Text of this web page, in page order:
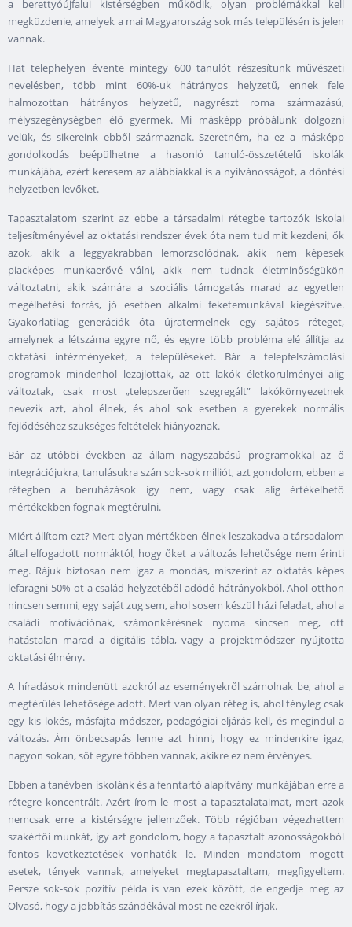
a berettyóújfalui kistérségben működik, olyan problémákkal kell
megküzdenie, amelyek a mai Magyarország sok más településén is jelen
vannak.
Hat telephelyen évente mintegy 600 tanulót részesítünk művészeti
nevelésben, több mint 60%-uk hátrányos helyzetű, ennek fele
halmozottan hátrányos helyzetű, nagyrészt roma származású,
mélyszegénységben élő gyermek. Mi másképp próbálunk dolgozni
velük, és sikereink ebből származnak. Szeretném, ha ez a másképp
gondolkodás beépülhetne a hasonló tanuló-összetételű iskolák
munkájába, ezért keresem az alábbiakkal is a nyilvánosságot, a döntési
helyzetben levőket.
Tapasztalatom szerint az ebbe a társadalmi rétegbe tartozók iskolai
teljesítményével az oktatási rendszer évek óta nem tud mit kezdeni, ők
azok, akik a leggyakrabban lemorzsolódnak, akik nem képesek
piacképes munkaerővé válni, akik nem tudnak életminőségükön
változtatni, akik számára a szociális támogatás marad az egyetlen
megélhetési forrás, jó esetben alkalmi feketemunkával kiegészítve.
Gyakorlatilag generációk óta újratermelnek egy sajátos réteget,
amelynek a létszáma egyre nő, és egyre több probléma elé állítja az
oktatási intézményeket, a településeket. Bár a telepfelszámolási
programok mindenhol lezajlottak, az ott lakók életkörülményei alig
változtak, csak most „telepszerűen szegregált” lakókörnyezetnek
nevezik azt, ahol élnek, és ahol sok esetben a gyerekek normális
fejlődéséhez szükséges feltételek hiányoznak.
Bár az utóbbi években az állam nagyszabású programokkal az ő
integrációjukra, tanulásukra szán sok-sok milliót, azt gondolom, ebben a
rétegben a beruházások így nem, vagy csak alig értékelhető
mértékekben fognak megtérülni.
Miért állítom ezt? Mert olyan mértékben élnek leszakadva a társadalom
által elfogadott normáktól, hogy őket a változás lehetősége nem érinti
meg. Rájuk biztosan nem igaz a mondás, miszerint az oktatás képes
lefaragni 50%-ot a család helyzetéből adódó hátrányokból. Ahol otthon
nincsen semmi, egy saját zug sem, ahol sosem készül házi feladat, ahol a
családi motivációnak, számonkérésnek nyoma sincsen meg, ott
hatástalan marad a digitális tábla, vagy a projektmódszer nyújtotta
oktatási élmény.
A híradások mindenütt azokról az eseményekről számolnak be, ahol a
megtérülés lehetősége adott. Mert van olyan réteg is, ahol tényleg csak
egy kis lökés, másfajta módszer, pedagógiai eljárás kell, és megindul a
változás. Ám önbecsapás lenne azt hinni, hogy ez mindenkire igaz,
nagyon sokan, sőt egyre többen vannak, akikre ez nem érvényes.
Ebben a tanévben iskolánk és a fenntartó alapítvány munkájában erre a
rétegre koncentrált. Azért írom le most a tapasztalataimat, mert azok
nemcsak erre a kistérségre jellemzőek. Több régióban végezhettem
szakértői munkát, így azt gondolom, hogy a tapasztalt azonosságokból
fontos következtetések vonhatók le. Minden mondatom mögött
esetek, tények vannak, amelyeket megtapasztaltam, megfigyeltem.
Persze sok-sok pozitív példa is van ezek között, de engedje meg az
Olvasó, hogy a jobbítás szándékával most ne ezekről írjak.